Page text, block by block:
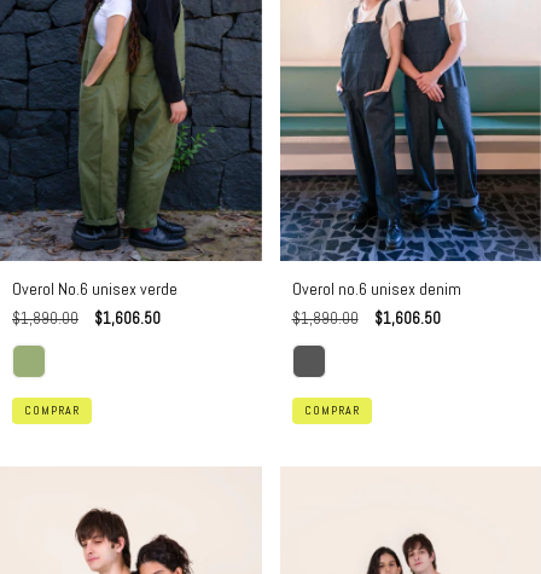
Overol No.6 unisex verde
$1,890.00 $1,606.50
COMPRAR
Overol no.6 unisex denim
$1,890.00 $1,606.50
COMPRAR